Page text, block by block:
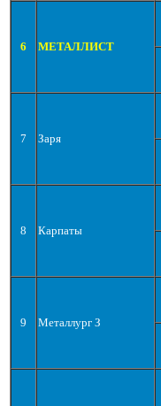
6 МЕТАЛЛИСТ
7 Заря
8 Карпаты
9 Металлург З